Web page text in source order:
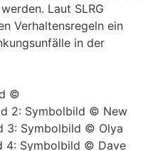
Laut SLRG
Verhaltensregeln ein
in der
©
2: Symbolbild © New
3: Symbolbild © Olya
4: Symbolbild © Dave